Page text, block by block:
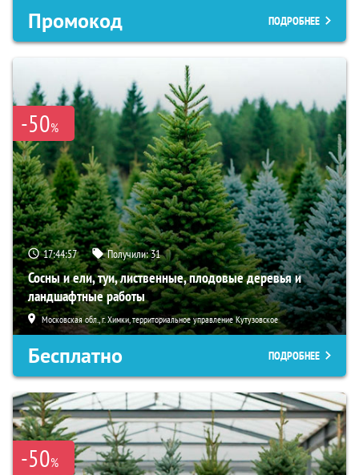
Промокод ПОДРОБНЕЕ
-50%
17:44:56 Получили:31
Сосны и ели, туи, лиственные, плодовые деревья и
ландшафтные работы
Московская обл., г. Химки, территориальное управление Кутузовское
Бесплатно ПОДРОБНЕЕ
-50%